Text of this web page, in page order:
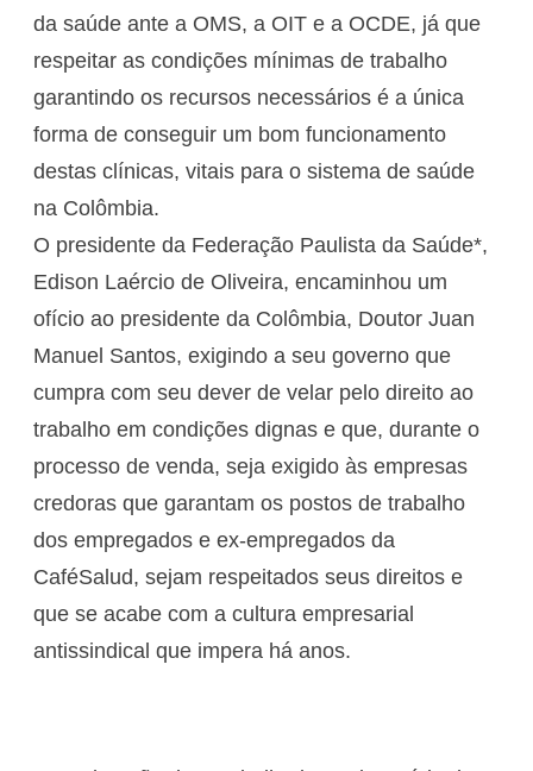
da saúde ante a OMS, a OIT e a OCDE, já que
respeitar as condições mínimas de trabalho
garantindo os recursos necessários é a única
forma de conseguir um bom funcionamento
destas clínicas, vitais para o sistema de saúde
na Colômbia.
O presidente da Federação Paulista da Saúde*,
Edison Laércio de Oliveira, encaminhou um
ofício ao presidente da Colômbia, Doutor Juan
Manuel Santos, exigindo a seu governo que
cumpra com seu dever de velar pelo direito ao
trabalho em condições dignas e que, durante o
processo de venda, seja exigido às empresas
credoras que garantam os postos de trabalho
dos empregados e ex-empregados da
CaféSalud, sejam respeitados seus direitos e
que se acabe com a cultura empresarial
antissindical que impera há anos.